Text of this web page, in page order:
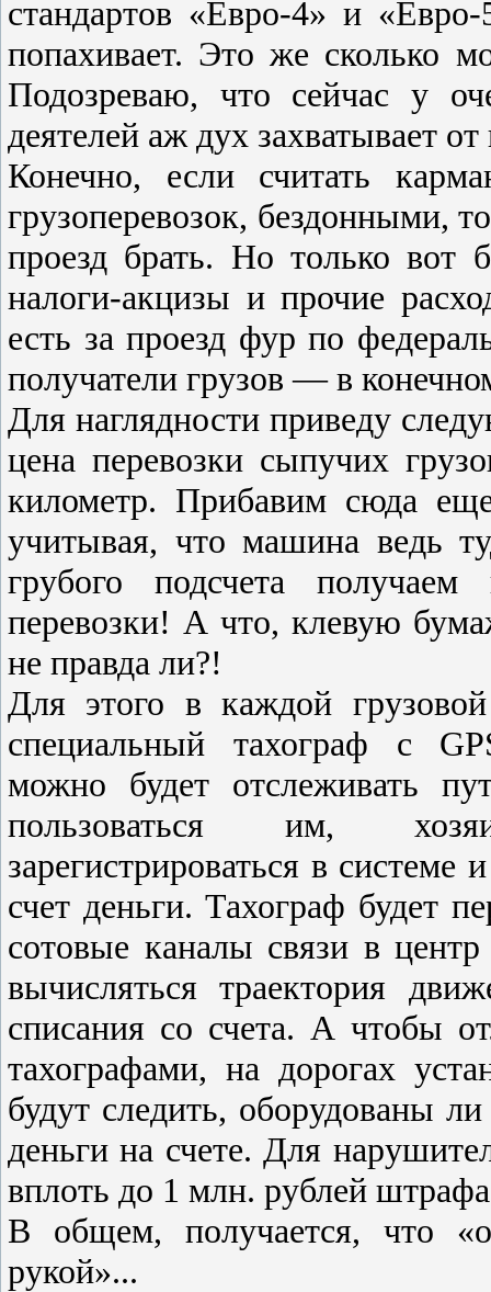
стандартов «Евро-4» и
попахивает. Это же сколько
Подозреваю, что сейчас у
деятелей аж дух захватывает
Конечно, если считать
грузоперевозок, бездонными,
проезд брать. Но только вот
налоги-акцизы и прочие
есть за проезд фур по
получатели грузов — в
Для наглядности приведу
цена перевозки сыпучих
километр. Прибавим сюда
учитывая, что машина ведь
грубого подсчета
перевозки! А что, клевую
не правда ли?!
Для этого в каждой
специальный тахограф c
можно будет отслеживать
пользоваться им,
зарегистрироваться в
счет деньги. Тахограф будет
сотовые каналы связи в
вычисляться траектория
списания со счета. А чтобы
тахографами, на дорогах
будут следить, оборудованы
деньги на счете. Для
вплоть до 1 млн. рублей
В общем, получается, что
рукой»...